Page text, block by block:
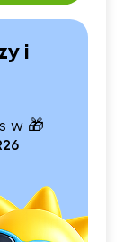
i
w 🎁